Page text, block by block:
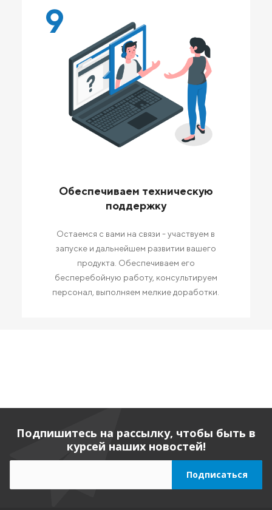
9
Обеспечиваем техническую
поддержку
Остаемся с вами на связи - участвуем в
запуске и дальнейшем развитии вашего
продукта. Обеспечиваем его
бесперебойную работу, консультируем
персонал, выполняем мелкие доработки.
Подпишитесь на рассылку, чтобы быть в
курсей наших новостей!